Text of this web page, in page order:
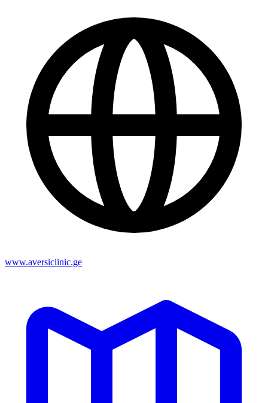
www.aversiclinic.ge